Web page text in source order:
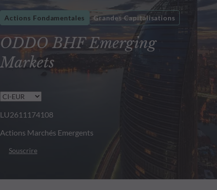
ODDO BHF Emerging
Markets
Actions Fondamentales Grandes Capitalisations
LU2611174108
Actions Marchés Emergents
Souscrire